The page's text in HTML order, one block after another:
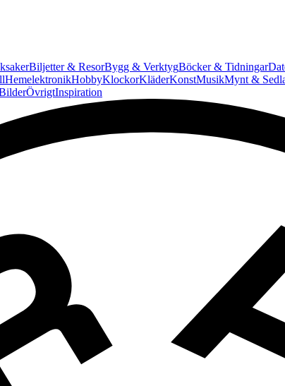
Biljetter & ResorBygg & VerktygBöcker & Tidningar
HemelektronikHobbyKlockorKläderKonstMusikMynt &
ÖvrigtInspiration